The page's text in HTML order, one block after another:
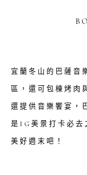
宜蘭冬山的巴薩音
區，還可包棟烤肉
還提供音樂饗宴，
是IG美景打卡必去
美好週末吧！